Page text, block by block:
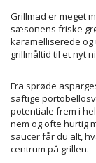
Grillmad er meget
sæsonens friske
karamelliserede
grillmåltid til et nyt
Fra sprøde
saftige
potentiale frem i
nem og ofte hurtig
saucer får du alt,
centrum på grillen.